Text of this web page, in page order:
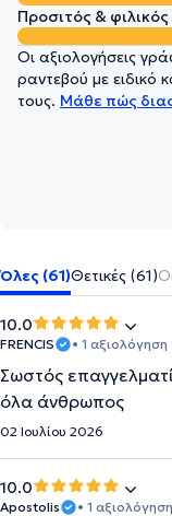
Προσιτός & φιλικός
Οι αξιολογήσεις
ραντεβού με ειδικό
τους. Μάθε πώς
Όλες (61)Θετικές (61)
10.0
FRENCIS • 1 αξιολόγηση
Σωστός
όλα άνθρωπος
02 Ιουλίου 2026
10.0
Apostolis • 1 αξιολόγηση